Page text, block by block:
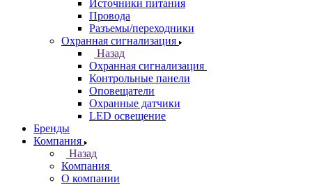
Источники питания
Провода
Разъемы/переходники
Охранная сигнализация
Назад
Охранная сигнализация
Контрольные панели
Оповещатели
Охранные датчики
LED освещение
Бренды
Компания
Назад
Компания
О компании